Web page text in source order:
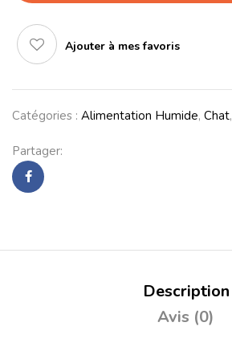
Ajouter à mes favoris
Catégories : Alimentation Humide, Chat,
Partager:
Description
Avis (0)